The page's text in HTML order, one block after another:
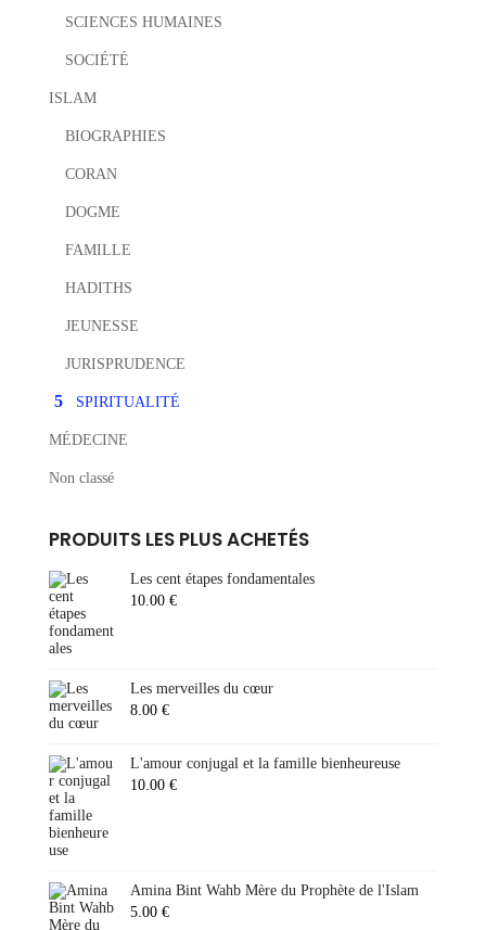
SCIENCES HUMAINES
SOCIÉTÉ
ISLAM
BIOGRAPHIES
CORAN
DOGME
FAMILLE
HADITHS
JEUNESSE
JURISPRUDENCE
SPIRITUALITÉ
MÉDECINE
Non classé
PRODUITS LES PLUS ACHETÉS
Les cent étapes fondamentales
10.00 €
Les merveilles du cœur
8.00 €
L'amour conjugal et la famille bienheureuse
10.00 €
Amina Bint Wahb Mère du Prophète de l'Islam
5.00 €